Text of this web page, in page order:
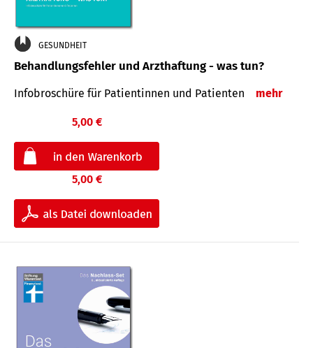
GESUNDHEIT
Behandlungsfehler und Arzthaftung - was tun?
Infobroschüre für Patientinnen und Patienten mehr
5,00 €
5,00 €